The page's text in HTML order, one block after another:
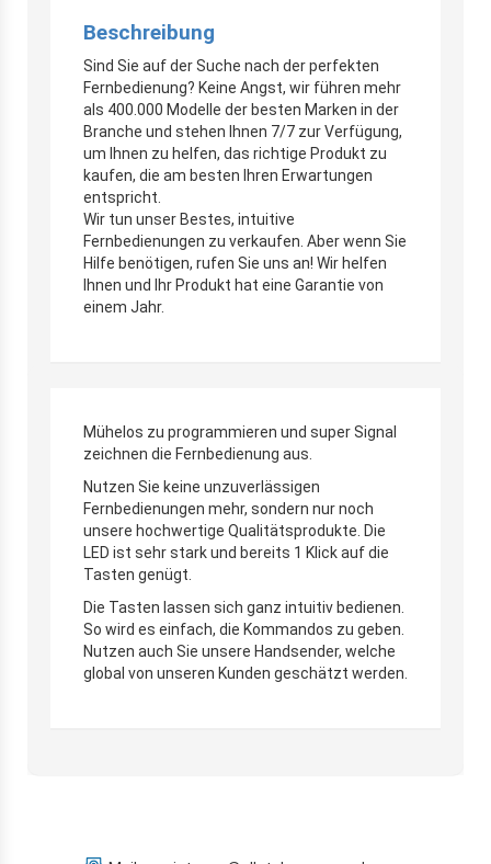
Beschreibung
Sind Sie auf der Suche nach der perfekten
Fernbedienung? Keine Angst, wir führen mehr
als 400.000 Modelle der besten Marken in der
Branche und stehen Ihnen 7/7 zur Verfügung,
um Ihnen zu helfen, das richtige Produkt zu
kaufen, die am besten Ihren Erwartungen
entspricht.
Wir tun unser Bestes, intuitive
Fernbedienungen zu verkaufen. Aber wenn Sie
Hilfe benötigen, rufen Sie uns an! Wir helfen
Ihnen und Ihr Produkt hat eine Garantie von
einem Jahr.
Mühelos zu programmieren und super Signal
zeichnen die Fernbedienung aus.
Nutzen Sie keine unzuverlässigen
Fernbedienungen mehr, sondern nur noch
unsere hochwertige Qualitätsprodukte. Die
LED ist sehr stark und bereits 1 Klick auf die
Tasten genügt.
Die Tasten lassen sich ganz intuitiv bedienen.
So wird es einfach, die Kommandos zu geben.
Nutzen auch Sie unsere Handsender, welche
global von unseren Kunden geschätzt werden.